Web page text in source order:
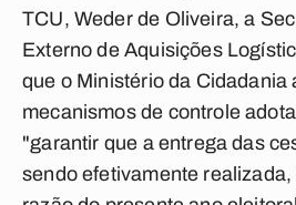
TCU, Weder de Oliveira, a
Externo de Aquisições
que o Ministério da Cidadania
mecanismos de controle
"garantir que a entrega das
sendo efetivamente